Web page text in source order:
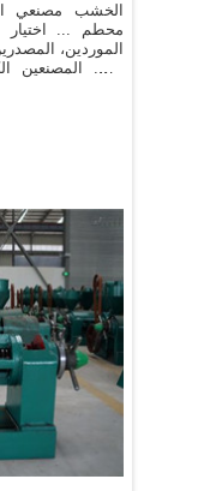
الخشب مصنعي
محطم ... اختيار
الموردين،
. ... المصنعين